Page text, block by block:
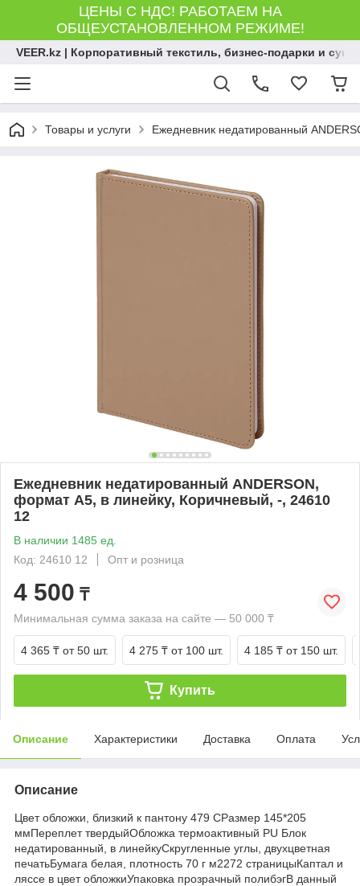
ЦЕНЫ С НДС! РАБОТАЕМ НА
ОБЩЕУСТАНОВЛЕННОМ РЕЖИМЕ!
VEER.kz | Корпоративный текстиль, бизнес-подарки и
Товары и услуги Ежедневник недатированный
Ежедневник недатированный ANDERSON,
формат А5, в линейку, Коричневый, -, 24610
12
В наличии 1485 ед.
Код: 24610 12
Опт и розница
4 500 ₸
Минимальная сумма заказа на сайте — 50 000 ₸
4 365 ₸ от 50 шт. 4 275 ₸ от 100 шт. 4 185 ₸ от 150 шт.
Купить
Описание Характеристики Доставка Оплата
Описание
Цвет обложки, близкий к пантону 479 CРазмер 145*205
ммПереплет твердыйОбложка термоактивный PU Блок
недатированный, в линейкуСкругленные углы, двухцветная
печатьБумага белая, плотность 70 г м2272 страницыКаптал и
ляссе в цвет обложкиУпаковка прозрачный полибэгВ данный